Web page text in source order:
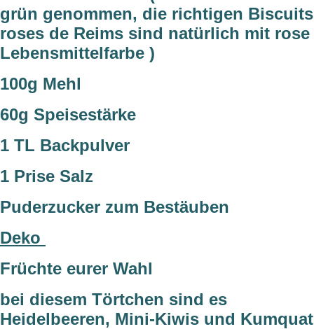
grün genommen, die richtigen Biscuits
roses de Reims sind natürlich mit rose
Lebensmittelfarbe )
100g Mehl
60g Speisestärke
1 TL Backpulver
1 Prise Salz
Puderzucker zum Bestäuben
Deko
Früchte eurer Wahl
bei diesem Törtchen sind es
Heidelbeeren, Mini-Kiwis und Kumquat